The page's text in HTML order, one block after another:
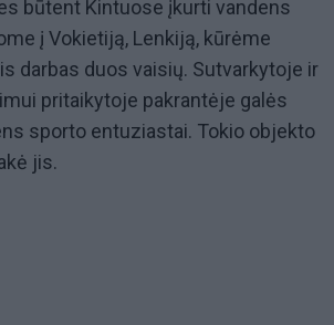
būtent Kintuose įkurti vandens
į Vokietiją, Lenkiją, kūrėme
darbas duos vaisių. Sutvarkytoje ir
pritaikytoje pakrantėje galės
sporto entuziastai. Tokio objekto
jis.